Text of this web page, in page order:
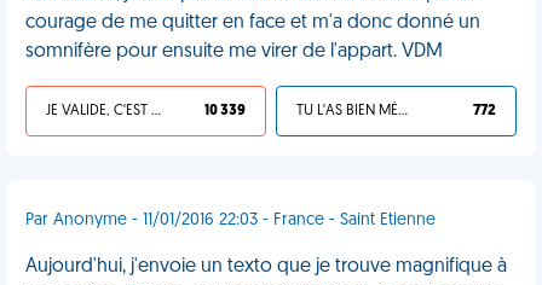
courage de me quitter en face et m'a donc donné un
somnifère pour ensuite me virer de l'appart. VDM
JE VALIDE, C'EST UNE VDM 10 339 TU L'AS BIEN MÉRITÉ 772
Par Anonyme - 11/01/2016 22:03 - France - Saint Etienne
Aujourd'hui, j'envoie un texto que je trouve magnifique à